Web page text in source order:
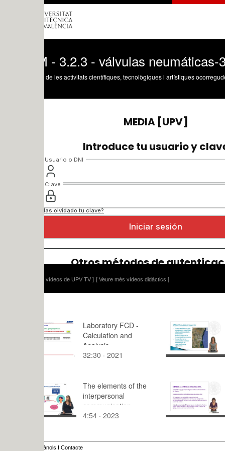
- 3.2.3 - válvulas neumáticas-3
les activitats científiques, tecnològiques i artístiques ocorregudes en els tres
vídeos de UPV TV ] [ Veure més vídeos didàctics ]
Laboratory FCD -
Calculation and
32:30 · 2021
Estudio del
enlaces y
de
4:58 · 2011
The elements of the
interpersonal
communication
process
4:54 · 2023
Parte III-
9:43 · 2007